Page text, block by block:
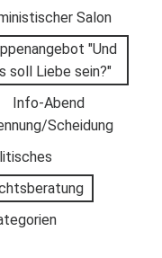
Salon
"Und
soll Liebe sein?"
Info-Abend
Scheidung